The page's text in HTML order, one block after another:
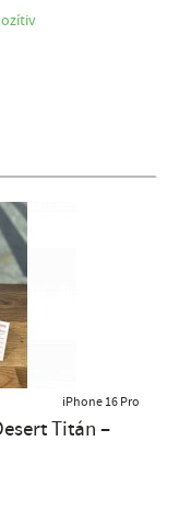
iPhone 16 Pro
Titán –